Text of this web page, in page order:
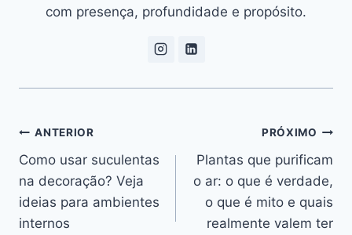
com presença, profundidade e propósito.
Navegação
de
Post
ANTERIOR
Como usar suculentas
na decoração? Veja
ideias para ambientes
internos
PRÓXIMO
Plantas que purificam
o ar: o que é verdade,
o que é mito e quais
realmente valem ter